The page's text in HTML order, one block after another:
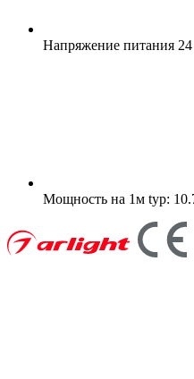
Напряжение питания
Мощность на 1м typ: